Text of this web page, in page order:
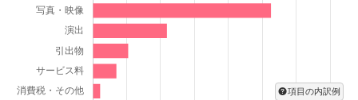
皆様の末永いお幸せをスタッフ一同願っております。
項目の内訳例